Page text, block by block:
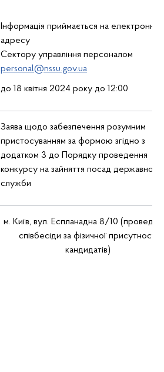
Інформація приймається на електронну
адресу
Сектору управління персоналом
personal@nssu.gov.ua
до 18 квітня 2024 року до 12:00
Заява щодо забезпечення розумним
пристосуванням за формою згідно з
додатком 3 до Порядку проведення
конкурсу на зайняття посад державної
служби
м. Київ, вул. Еспланадна 8/10
співбесіди за фізичної присутності
кандидатів)